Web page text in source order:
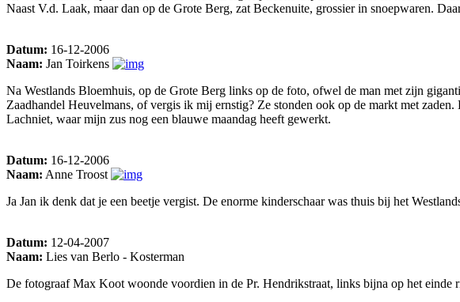
Naast V.d. Laak, maar dan op de Grote Berg, zat Beckenuite, grossier in snoepwaren.
Datum: 16-12-2006
Naam: Jan Toirkens
Na Westlands Bloemhuis, op de Grote Berg links op de foto, ofwel de man met zijn
Zaadhandel Heuvelmans, of vergis ik mij ernstig? Ze stonden ook op de markt met
Lachniet, waar mijn zus nog een blauwe maandag heeft gewerkt.
Datum: 16-12-2006
Naam: Anne Troost
Ja Jan ik denk dat je een beetje vergist. De enorme kinderschaar was thuis bij het
Datum: 12-04-2007
Naam: Lies van Berlo - Kosterman
De fotograaf Max Koot woonde voordien in de Pr. Hendrikstraat, links bijna op het einde